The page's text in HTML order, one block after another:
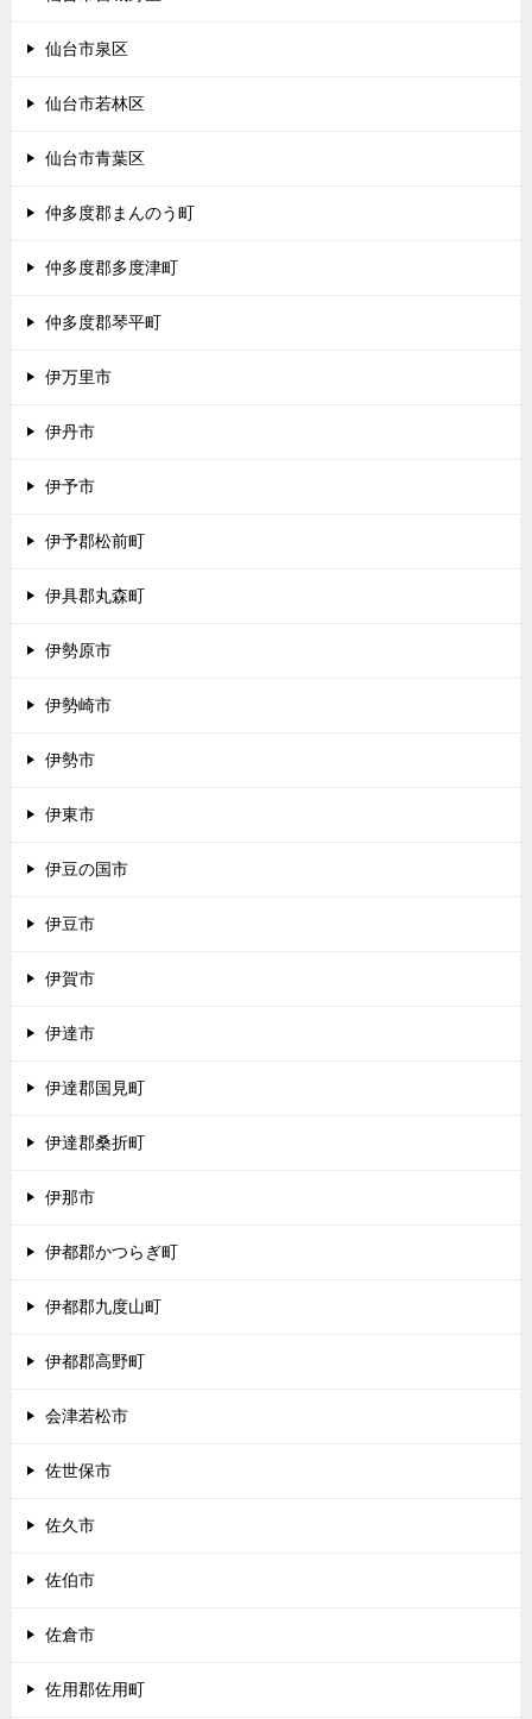
仙台市泉区
仙台市若林区
仙台市青葉区
仲多度郡まんのう町
仲多度郡多度津町
仲多度郡琴平町
伊万里市
伊丹市
伊予市
伊予郡松前町
伊具郡丸森町
伊勢原市
伊勢崎市
伊勢市
伊東市
伊豆の国市
伊豆市
伊賀市
伊達市
伊達郡国見町
伊達郡桑折町
伊那市
伊都郡かつらぎ町
伊都郡九度山町
伊都郡高野町
会津若松市
佐世保市
佐久市
佐伯市
佐倉市
佐用郡佐用町